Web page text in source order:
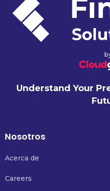
Understand Your
Nosotros
Acerca de
Careers